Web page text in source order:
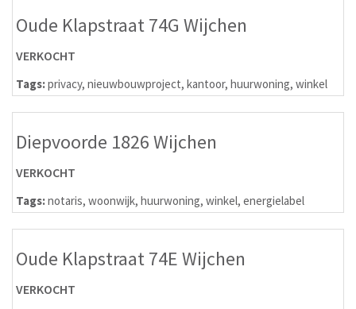
Oude Klapstraat 74G Wijchen
VERKOCHT
Tags:privacy, nieuwbouwproject, kantoor, huurwoning, winkel
Diepvoorde 1826 Wijchen
VERKOCHT
Tags:notaris, woonwijk, huurwoning, winkel, energielabel
Oude Klapstraat 74E Wijchen
VERKOCHT